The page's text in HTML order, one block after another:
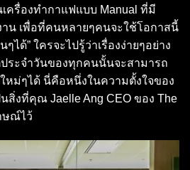
เครื่องทำกาแฟแบบ Manual ที่มี
น เพื่อที่คนหลายๆคนจะใช้โอกาสนี้
ได้” ใครจะไปรู้ว่าเรื่องง่ายๆอย่าง
ระจำวันของทุกคนนั้นจะสามารถ
หม่ๆได้ นี่คือหนึ่งในความตั้งใจของ
นสิ่งที่คุณ Jaelle Ang CEO ของ The
ษณ์ไว้